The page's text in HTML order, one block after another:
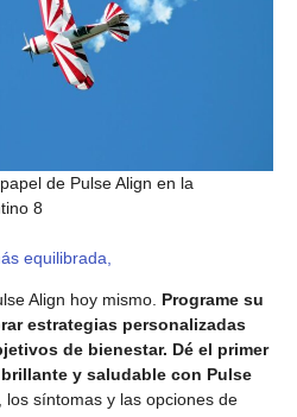
de Pulse Align en la
8
equilibrada,
Align hoy mismo. Programe su
estrategias personalizadas
de bienestar. Dé el primer
y saludable con Pulse
los síntomas y las opciones de